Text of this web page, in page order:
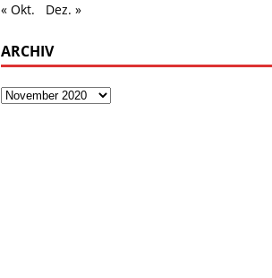
« Okt.
Dez. »
ARCHIV